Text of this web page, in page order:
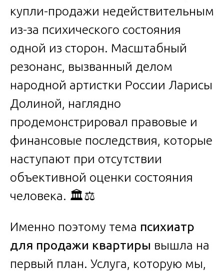
купли-продажи недействительным
из-за психического состояния
одной из сторон. Масштабный
резонанс, вызванный делом
народной артистки России Ларисы
Долиной, наглядно
продемонстрировал правовые и
финансовые последствия, которые
наступают при отсутствии
объективной оценки состояния
человека. 🏛️⚖️
Именно поэтому тема психиатр
для продажи квартиры вышла на
первый план. Услуга, которую мы,